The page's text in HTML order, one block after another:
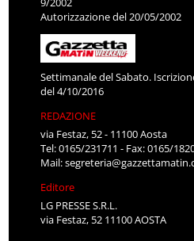
Autorizzazione del 20/05/2002
Settimanale del Sabato.
del 4/10/2016
REDAZIONE
via Festaz, 52 - 11100 Aosta
Tel: 0165/231711 - Fax: 0165/
Mail:
Editore
LG PRESSE S.R.L.
via Festaz, 52 11100 AOSTA